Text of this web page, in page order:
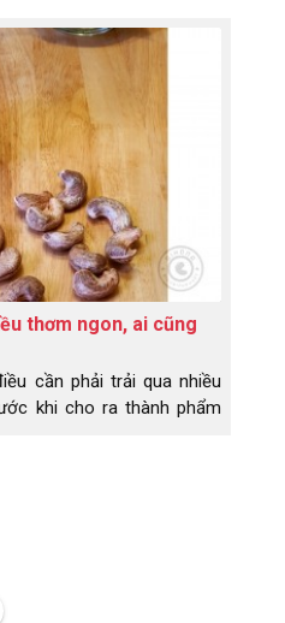
tử vong, Hai đến bốn lần
đến sáu lần một tuần
lên trong một tuần, giảm
thơm ngon, ai cũng
cần phải trải qua nhiều
khi cho ra thành phẩm